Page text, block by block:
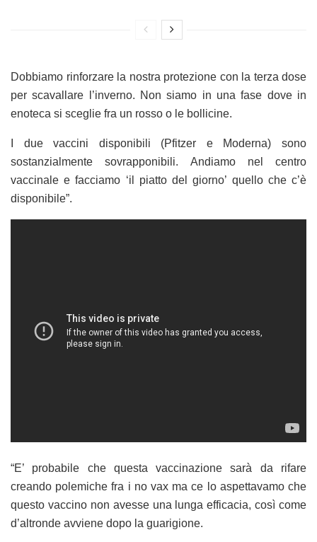
Dobbiamo rinforzare la nostra protezione con la terza dose
per scavallare l’inverno. Non siamo in una fase dove in
enoteca si sceglie fra un rosso o le bollicine.
I due vaccini disponibili (Pfitzer e Moderna) sono
sostanzialmente sovrapponibili. Andiamo nel centro
vaccinale e facciamo ‘il piatto del giorno’ quello che c’è
disponibile”.
“E’ probabile che questa vaccinazione sarà da rifare
creando polemiche fra i no vax ma ce lo aspettavamo che
questo vaccino non avesse una lunga efficacia, così come
d’altronde avviene dopo la guarigione.